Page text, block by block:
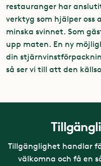
restauranger har
verktyg som hjälper oss
minska svinnet. Som
upp maten. En ny
din
så ser vi till att den
Tillgänglighet handlar
välkomna och få en